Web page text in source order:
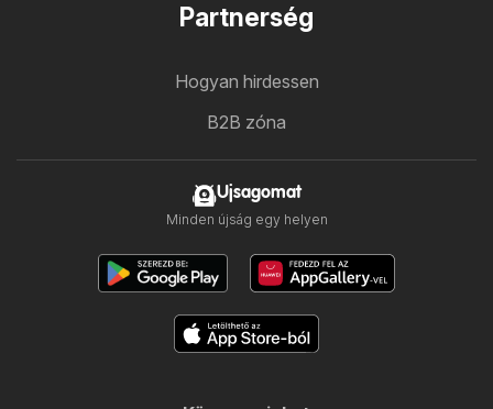
Partnerség
Hogyan hirdessen
B2B zóna
Ujsagomat
Minden újság egy helyen